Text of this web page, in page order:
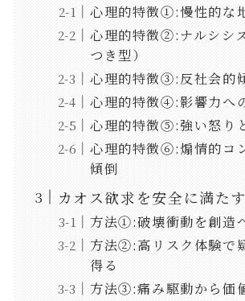
心理的特徴①:慢性的な
心理的特徴②:ナルシシ
つき型）
心理的特徴③:反社会的
心理的特徴④:影響力へ
心理的特徴⑤:強い怒り
心理的特徴⑥:煽情的コ
傾倒
カオス欲求を安全に満た
方法①:破壊衝動を創造
方法②:高リスク体験で
得る
方法③:痛み駆動から価